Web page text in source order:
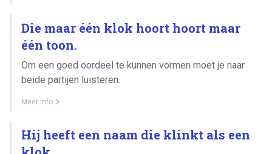
Die maar één klok hoort hoort maar
één toon.
Om een goed oordeel te kunnen vormen moet je naar
beide partijen luisteren.
Meer info
Hij heeft een naam die klinkt als een